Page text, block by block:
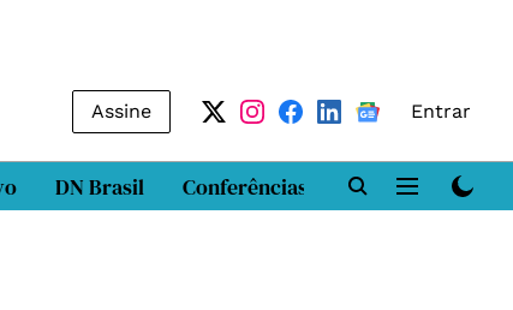
Assine Entrar
DN Brasil Conferências DN LAB